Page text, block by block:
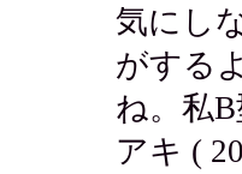
気にし
がする
ね。私
アキ (